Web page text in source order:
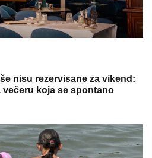
nisu rezervisane za vikend:
koja se spontano